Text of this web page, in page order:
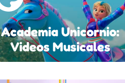
Academia Unicornio:
Videos Musicales